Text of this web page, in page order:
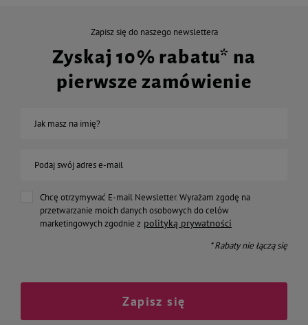
Zapisz się do naszego newslettera
Zyskaj 10% rabatu* na
pierwsze zamówienie
Jak masz na imię?
Podaj swój adres e-mail
Chcę otrzymywać E-mail Newsletter. Wyrażam zgodę na
przetwarzanie moich danych osobowych do celów
marketingowych zgodnie z polityką prywatności
* Rabaty nie łączą się
Zapisz się